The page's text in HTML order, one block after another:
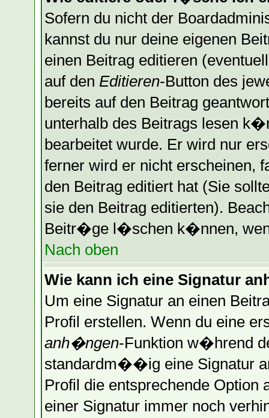
Sofern du nicht der
kannst du nur deine eigenen
einen Beitrag editieren
auf den Editieren-Button des
bereits auf den Beitrag
unterhalb des Beitrags lesen
bearbeitet wurde. Er wird nur
ferner wird er nicht erscheinen,
den Beitrag editiert hat (Sie
sie den Beitrag editierten).
Beitr�ge l�schen k�nnen,
Nach oben
Wie kann ich eine Signatur
Um eine Signatur an einen
Profil erstellen. Wenn du eine
anh�ngen-Funktion w�hrend
standardm��ig eine Signatur
Profil die entsprechende
einer Signatur immer noch